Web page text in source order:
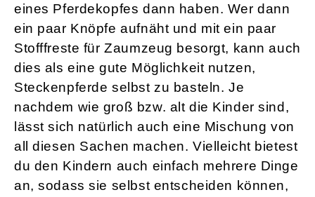
eines Pferdekopfes dann haben. Wer dann
ein paar Knöpfe aufnäht und mit ein paar
Stofffreste für Zaumzeug besorgt, kann auch
dies als eine gute Möglichkeit nutzen,
Steckenpferde selbst zu basteln. Je
nachdem wie groß bzw. alt die Kinder sind,
lässt sich natürlich auch eine Mischung von
all diesen Sachen machen. Vielleicht bietest
du den Kindern auch einfach mehrere Dinge
an, sodass sie selbst entscheiden können,